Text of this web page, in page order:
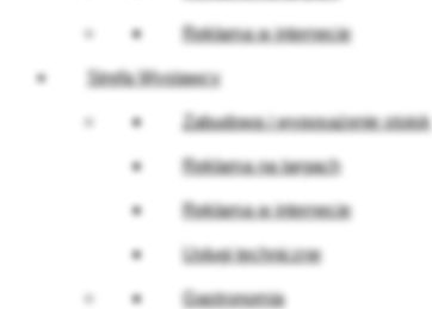
Reklama w internecie
Strefa Wystawcy
Zabudowa i wyposażenie stoisk
Reklama na targach
Reklama w internecie
Usługi techniczne
Gastronomia